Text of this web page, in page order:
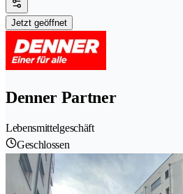
Jetzt geöffnet
Denner Partner
Lebensmittelgeschäft
Geschlossen